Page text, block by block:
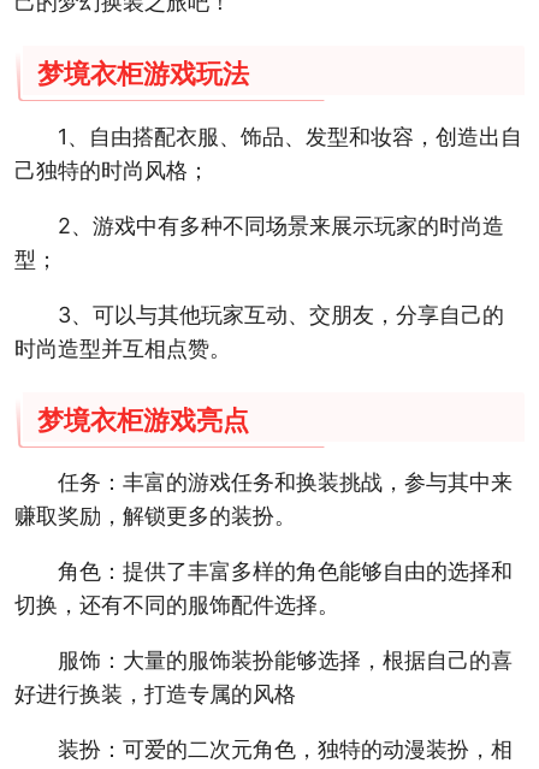
梦境衣柜游戏玩法
1、自由搭配衣服、饰品、发型和妆容，创造出自
己独特的时尚风格；
2、游戏中有多种不同场景来展示玩家的时尚造
型；
3、可以与其他玩家互动、交朋友，分享自己的
时尚造型并互相点赞。
梦境衣柜游戏亮点
任务：丰富的游戏任务和换装挑战，参与其中来
赚取奖励，解锁更多的装扮。
角色：提供了丰富多样的角色能够自由的选择和
切换，还有不同的服饰配件选择。
服饰：大量的服饰装扮能够选择，根据自己的喜
好进行换装，打造专属的风格
装扮：可爱的二次元角色，独特的动漫装扮，相